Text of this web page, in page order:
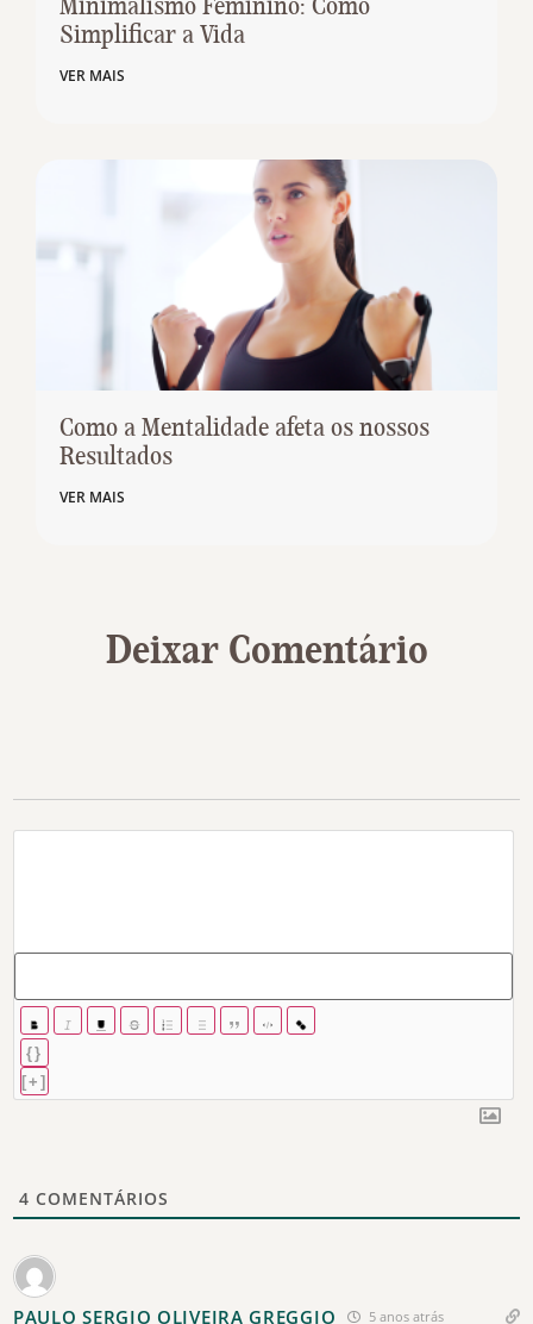
Minimalismo Feminino: Como
Simplificar a Vida
VER MAIS
Como a Mentalidade afeta os nossos
Resultados
VER MAIS
Deixar Comentário
{}
[+]
4 COMENTÁRIOS
PAULO SERGIO OLIVEIRA GREGGIO 5 anos atrás